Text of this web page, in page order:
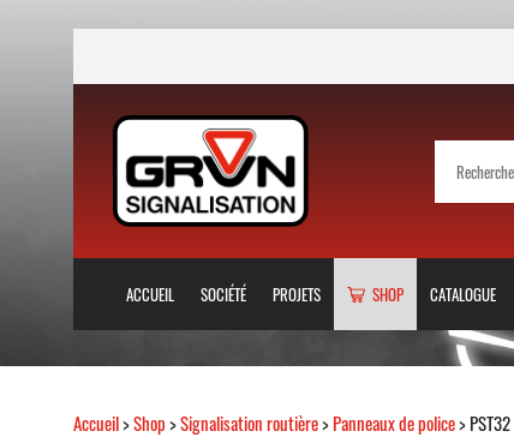
ACCUEIL SOCIÉTÉ PROJETS SHOP CATALOGUE
Accueil>Shop>Signalisation routière>Panneaux de police>